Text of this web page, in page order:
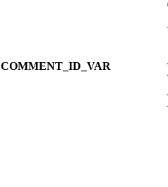
COMMENT_ID_VAR